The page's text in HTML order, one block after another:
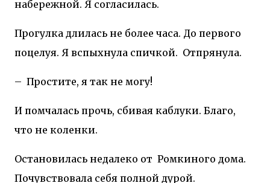
набережной. Я согласилась.
Прогулка длилась не более часа. До первого
поцелуя. Я вспыхнула спичкой. Отпрянула.
– Простите, я так не могу!
И помчалась прочь, сбивая каблуки. Благо,
что не коленки.
Остановилась недалеко от Ромкиного дома.
Почувствовала себя полной дурой.